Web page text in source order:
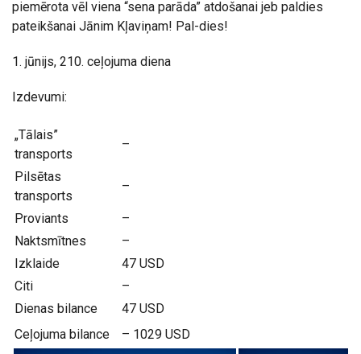
piemērota vēl viena “sena parāda” atdošanai jeb paldies
pateikšanai Jānim Kļaviņam! Pal-dies!
1. jūnijs, 210. ceļojuma diena
Izdevumi:
„Tālais”
transports
–
Pilsētas
transports
–
Proviants
–
Naktsmītnes
–
Izklaide
47 USD
Citi
–
Dienas bilance
47 USD
Ceļojuma bilance
– 1029 USD